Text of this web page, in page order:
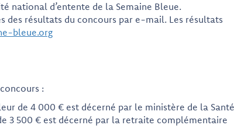
national d’entente de la Semaine Bleue.
des résultats du concours par e-mail. Les résultats
bleue.org
:
de 4 000 € est décerné par le ministère de la
3 500 € est décerné par la retraite complémentaire